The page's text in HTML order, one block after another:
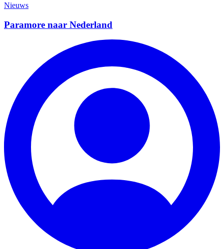
Nieuws
Paramore naar Nederland